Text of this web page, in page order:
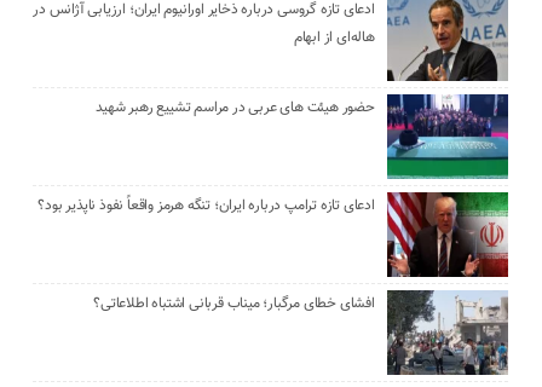
ادعای تازه گروسی درباره ذخایر اورانیوم ایران؛ ارزیابی آژانس در
هاله‌ای از ابهام
حضور هیئت‌ های عربی در مراسم تشییع رهبر شهید
ادعای تازه ترامپ درباره ایران؛ تنگه هرمز واقعاً نفوذ ناپذیر بود؟
افشای خطای مرگبار؛ میناب قربانی اشتباه اطلاعاتی؟